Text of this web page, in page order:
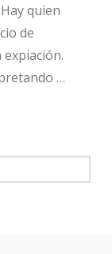
quien
de
…